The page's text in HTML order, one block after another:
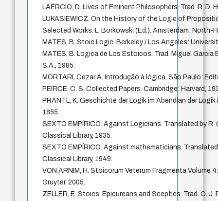
LAÉRCIO, D. Lives of Eminent Philosophers. Trad. R. D.
LUKASIEWICZ. On the History of the Logic of
Selected Works. L. Borkowski (Ed.). Amsterdam: North-
MATES, B. Stoic Logic. Berkeley / Los Angeles:
MATES, B. Logica de Los Estoicos. Trad. Miguel García
S.A., 1985.
MORTARI, Cezar A. Introdução à lógica. São Paulo:
PEIRCE, C. S. Collected Papers. Cambridge: Harvard,
PRANTL, K. Geschichte der Logik im Abendlan der
1855.
SEXTO EMPÍRICO. Against Logicians. Translated by R.
Classical Library, 1935.
SEXTO EMPÍRICO. Against mathematicians. Translated
Classical Library, 1949.
VON ARNIM, H. Stoicorum Veterum Fragmenta Volume
Gruyter, 2005.
ZELLER, E. Stoics, Epicureans and Sceptics. Trad. O. J.